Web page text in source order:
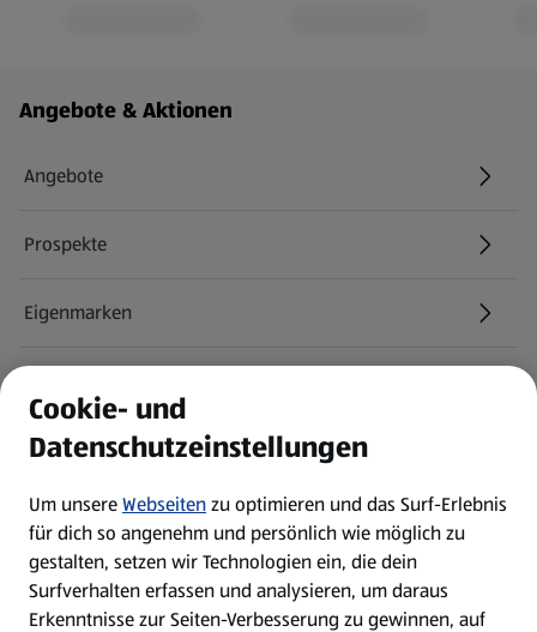
Fußzeilenmenü - weitere Links
Angebote & Aktionen
Angebote
Prospekte
Eigenmarken
Newsletter
WhatsApp
Über ALDI SÜD
Cookie- und
Datenschutzeinstellungen
Um unsereWebseitenzu optimieren und das Surf-Erlebnis
für dich so angenehm und persönlich wie möglich zu
gestalten, setzen wir Technologien ein, die dein
Surfverhalten erfassen und analysieren, um daraus
Erkenntnisse zur Seiten-Verbesserung zu gewinnen, auf